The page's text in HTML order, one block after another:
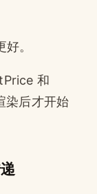
。
和
染后才开始